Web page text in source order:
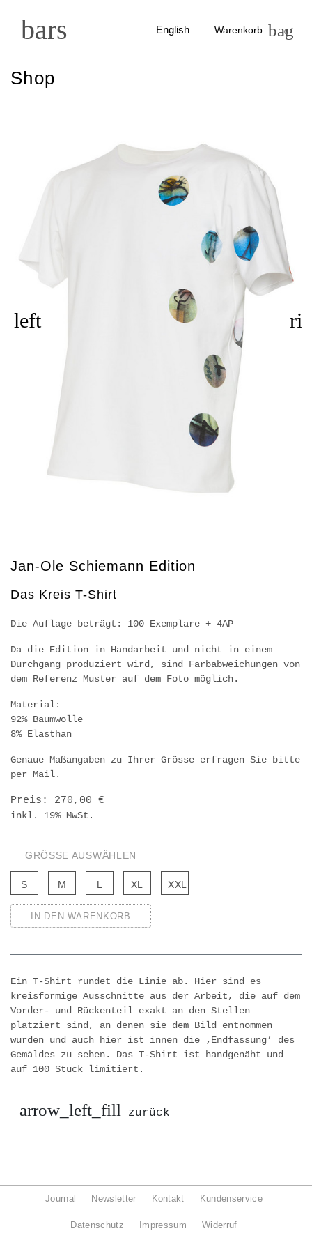
bars English Warenkorb bag
0
Shop
left
Jan-Ole Schiemann Edition
Das Kreis T-Shirt
Die Auflage beträgt: 100 Exemplare + 4AP
Da die Edition in Handarbeit und nicht in einem
Durchgang produziert wird, sind Farbabweichungen von
dem Referenz Muster auf dem Foto möglich.
Material:
92% Baumwolle
8% Elasthan
Genaue Maßangaben zu Ihrer Grösse erfragen Sie bitte
per Mail.
Preis: 270,00 €
inkl. 19% MwSt.
GRÖSSE AUSWÄHLEN
S M L XL XXL
Ein T-Shirt rundet die Linie ab. Hier sind es
kreisförmige Ausschnitte aus der Arbeit, die auf dem
Vorder- und Rückenteil exakt an den Stellen
platziert sind, an denen sie dem Bild entnommen
wurden und auch hier ist innen die ‚Endfassung’ des
Gemäldes zu sehen. Das T-Shirt ist handgenäht und
auf 100 Stück limitiert.
arrow_left_fill zurück
Journal Newsletter Kontakt Kundenservice
Datenschutz Impressum Widerruf